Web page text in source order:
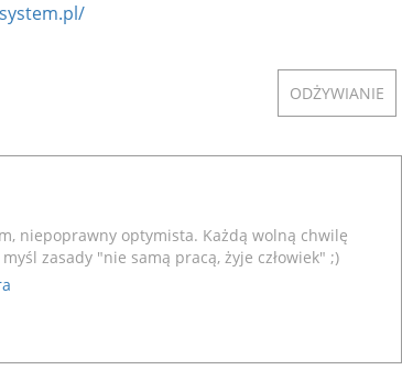
ODŻYWIANIE
niepoprawny optymista. Każdą wolną chwilę
zasady "nie samą pracą, żyje człowiek" ;)